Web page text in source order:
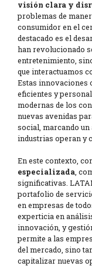
visión clara y
problemas de
consumidor en el
destacado es el
han revolucionado
entretenimiento,
que interactuamos
Estas innovaciones
eficientes y
modernas de los
nuevas avenidas
social, marcando un
industrias operan y
En este contexto,
especializada ,
significativas.
portafolio de
en empresas de
experticia en
innovación, y
permite a las
del mercado, sino
capitalizar nuevas